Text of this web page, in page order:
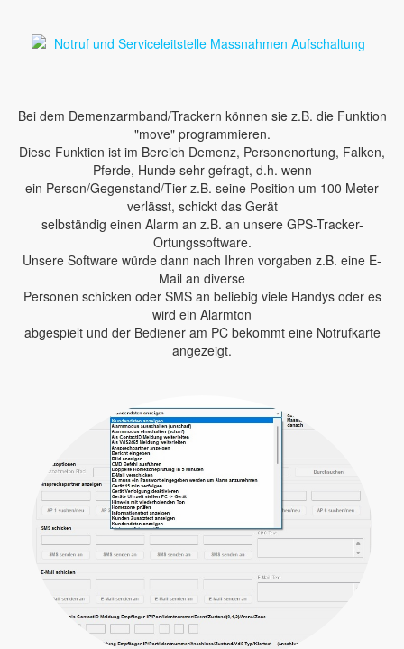
Bei dem Demenzarmband/Trackern können sie z.B. die Funktion
"move" programmieren.
Diese Funktion ist im Bereich Demenz, Personenortung, Falken,
Pferde, Hunde sehr gefragt, d.h. wenn
ein Person/Gegenstand/Tier z.B. seine Position um 100 Meter
verlässt, schickt das Gerät
selbständig einen Alarm an z.B. an unsere GPS-Tracker-
Ortungssoftware.
Unsere Software würde dann nach Ihren vorgaben z.B. eine E-
Mail an diverse
Personen schicken oder SMS an beliebig viele Handys oder es
wird ein Alarmton
abgespielt und der Bediener am PC bekommt eine Notrufkarte
angezeigt.